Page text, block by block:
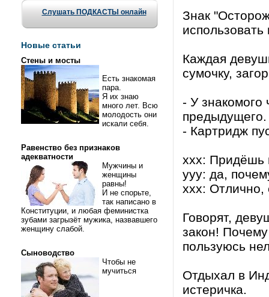
Слушать ПОДКАСТЫ онлайн
Новые статьи
Стены и мосты
Есть знакомая
пара.
Я их знаю
много лет. Всю
молодость они
искали себя.
Равенство без признаков
адекватности
Мужчины и
женщины
равны!
И не спорьте,
так написано в
Конституции, и любая феминистка
зубами загрызёт мужика, назвавшего
женщину слабой.
Сыноводство
Чтобы не
мучиться
Знак
Каждая
сумочку,
- У
предыдущего.
- Картридж
ххх: Придёшь
ууу: да,
ххх:
Говорят,
закон!
пользуюсь
Отдыхал в
истеричка.